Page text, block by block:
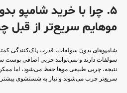
5. چرا با خرید شامپو
موهایم سریع‌تر از
شامپوهای بدون سولفات، قدرت پاک‌کنندگی
سولفات دارند و نمی‌توانند چربی اضافی پوست
نتیجه، چربی طبیعی موها حفظ می‌شود، اما
سریع‌تر چرب می‌شوند و نیاز به شستشوی